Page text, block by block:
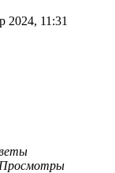
2024, 11:31
Просмотры